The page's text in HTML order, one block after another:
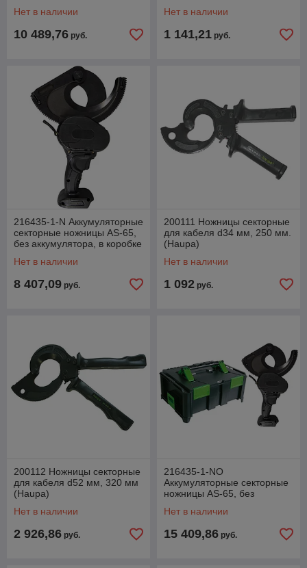
Нет в наличии
10 489,76 руб.
Нет в наличии
1 141,21 руб.
216435-1-N Аккумуляторные
секторные ножницы AS-65,
без аккумулятора, в коробке
Нет в наличии
8 407,09 руб.
200111 Ножницы секторные
для кабеля d34 мм, 250 мм.
(Haupa)
Нет в наличии
1 092 руб.
200112 Ножницы секторные
для кабеля d52 мм, 320 мм
(Haupa)
Нет в наличии
2 926,86 руб.
216435-1-NO
Аккумуляторные секторные
ножницы AS-65, без
(Haupa)
Нет в наличии
15 409,86 руб.